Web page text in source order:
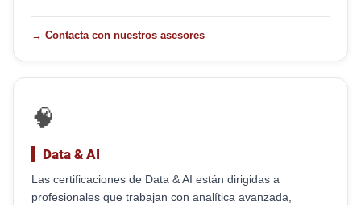
→ Contacta con nuestros asesores
🧠
Data & AI
Las certificaciones de Data & AI están dirigidas a
profesionales que trabajan con analítica avanzada,